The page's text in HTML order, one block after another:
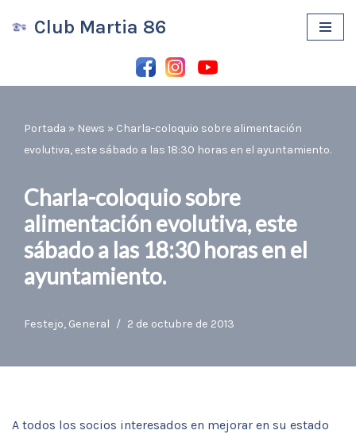
contenido
Club Martia 86
Portada » News » Charla-coloquio sobre alimentación
evolutiva, este sábado a las 18:30 horas en el ayuntamiento.
Charla-coloquio sobre
alimentación evolutiva, este
sábado a las 18:30 horas en el
ayuntamiento.
Festejo, General 2 de octubre de 2013
A todos los socios interesados en mejorar en su estado